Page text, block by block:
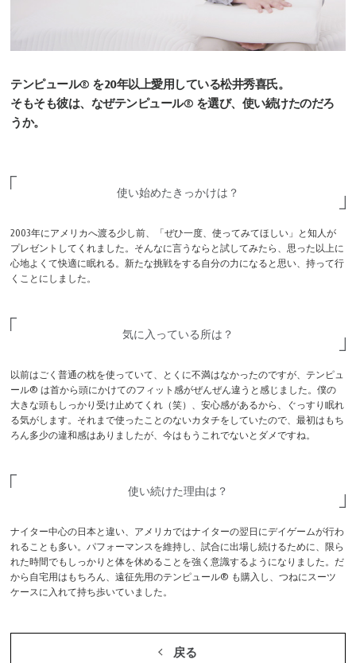
テンピュール® を20年以上愛用している松井秀喜氏。
そもそも彼は、なぜテンピュール® を選び、使い続けたのだろ
うか。
使い始めたきっかけは？
2003年にアメリカへ渡る少し前、「ぜひ一度、使ってみてほしい」と知人が
プレゼントしてくれました。そんなに言うならと試してみたら、思った以上に
心地よくて快適に眠れる。新たな挑戦をする自分の力になると思い、持って行
くことにしました。
気に入っている所は？
以前はごく普通の枕を使っていて、とくに不満はなかったのですが、テンピュ
ール® は首から頭にかけてのフィット感がぜんぜん違うと感じました。僕の
大きな頭もしっかり受け止めてくれ（笑）、安心感があるから、ぐっすり眠れ
る気がします。それまで使ったことのないカタチをしていたので、最初はもち
ろん多少の違和感はありましたが、今はもうこれでないとダメですね。
使い続けた理由は？
ナイター中心の日本と違い、アメリカではナイターの翌日にデイゲームが行わ
れることも多い。パフォーマンスを維持し、試合に出場し続けるために、限ら
れた時間でもしっかりと体を休めることを強く意識するようになりました。だ
から自宅用はもちろん、遠征先用のテンピュール® も購入し、つねにスーツ
ケースに入れて持ち歩いていました。
戻る